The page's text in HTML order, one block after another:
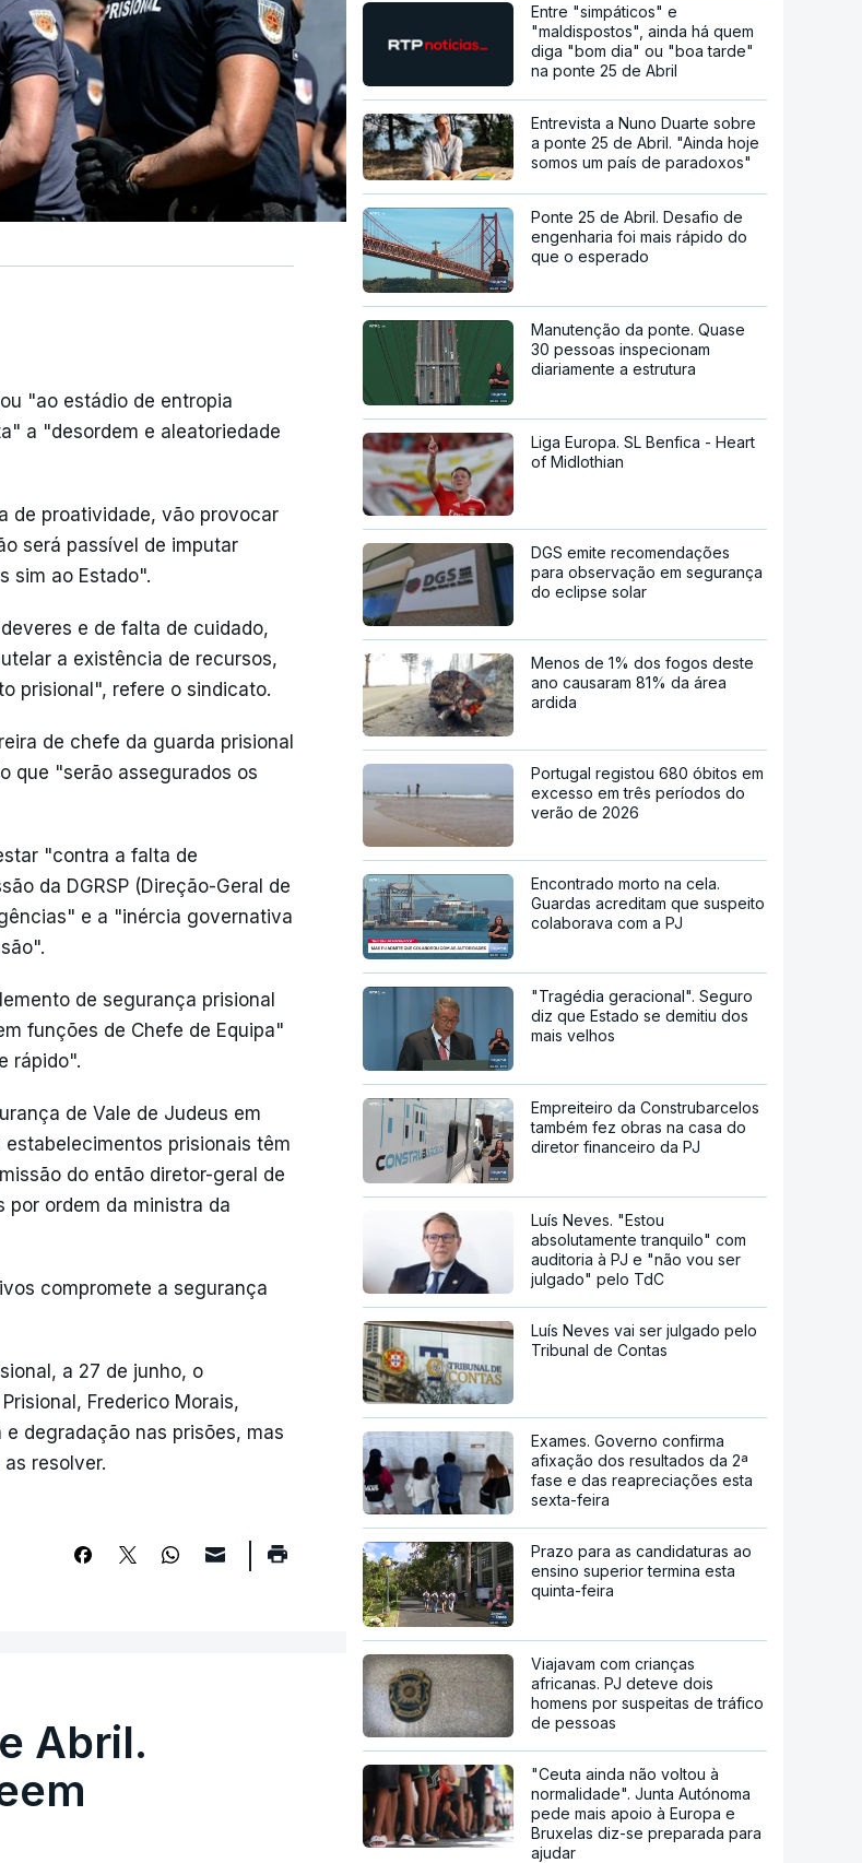
"ao estádio de entropia
a "desordem e aleatoriedade
de proatividade, vão provocar
será passível de imputar
sim ao Estado".
e de falta de cuidado,
a existência de recursos,
prisional", refere o sindicato.
de chefe da guarda prisional
que "serão assegurados os
"contra a falta de
da DGRSP (Direção-Geral de
e a "inércia governativa
de segurança prisional
funções de Chefe de Equipa"
rápido".
de Vale de Judeus em
prisionais têm
do então diretor-geral de
por ordem da ministra da
compromete a segurança
a 27 de junho, o
Frederico Morais,
degradação nas prisões, mas
resolver.
Abril.
Entre "simpáticos" e
"maldispostos", ainda há quem
diga "bom dia" ou "boa tarde"
na ponte 25 de Abril
Entrevista a Nuno Duarte sobre
a ponte 25 de Abril. "Ainda hoje
somos um país de paradoxos"
Ponte 25 de Abril. Desafio de
engenharia foi mais rápido do
que o esperado
Manutenção da ponte. Quase
30 pessoas inspecionam
diariamente a estrutura
Liga Europa. SL Benfica - Heart
of Midlothian
DGS emite recomendações
para observação em segurança
do eclipse solar
Menos de 1% dos fogos deste
ano causaram 81% da área
ardida
Portugal registou 680 óbitos em
excesso em três períodos do
verão de 2026
Encontrado morto na cela.
Guardas acreditam que suspeito
colaborava com a PJ
"Tragédia geracional". Seguro
diz que Estado se demitiu dos
mais velhos
Empreiteiro da Construbarcelos
também fez obras na casa do
diretor financeiro da PJ
Luís Neves. "Estou
absolutamente tranquilo" com
auditoria à PJ e "não vou ser
julgado" pelo TdC
Luís Neves vai ser julgado pelo
Tribunal de Contas
Exames. Governo confirma
afixação dos resultados da 2ª
fase e das reapreciações esta
sexta-feira
Prazo para as candidaturas ao
ensino superior termina esta
quinta-feira
Viajavam com crianças
africanas. PJ deteve dois
homens por suspeitas de tráfico
de pessoas
"Ceuta ainda não voltou à
normalidade". Junta Autónoma
pede mais apoio à Europa e
Bruxelas diz-se preparada para
ajudar